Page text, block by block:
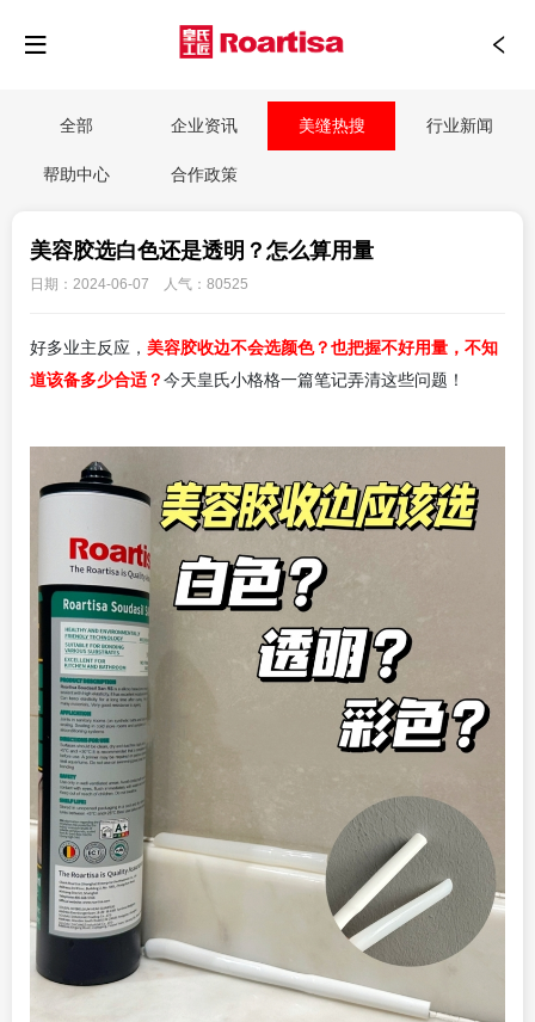
全部 企业资讯 美缝热搜 行业新闻
帮助中心 合作政策
美容胶选白色还是透明？怎么算用量
日期：2024-06-07 人气：80525
好多业主反应， 美容胶收边不会选颜色？也把握不好用量，不知
道该备多少合适？ 今天皇氏小格格一篇笔记弄清这些问题！